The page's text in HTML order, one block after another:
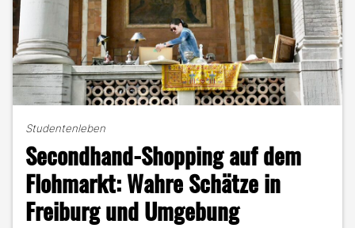
Studentenleben
Secondhand-Shopping auf dem
Flohmarkt: Wahre Schätze in
Freiburg und Umgebung